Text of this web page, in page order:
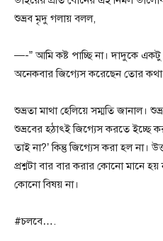
শুভ্রব মৃদু গলায় বলল,
—-” আমি কষ্ট পাচ্ছি না। দাদুকে একটু
অনেকবার জিগ্যেস করেছেন তোর
শুভ্রতা মাথা হেলিয়ে সম্মতি জানাল।
শুভ্রবের হঠাৎই জিগ্যেস করতে ইচ্ছে
তাই না?’ কিন্তু জিগ্যেস করা হল না।
প্রশ্নটা বার বার করার কোনো মানে হয়
কোনো বিষয় না।
#চলবে….